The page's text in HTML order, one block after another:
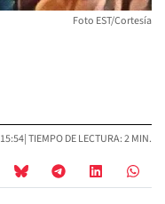
Foto EST/Cortesía
15:54| TIEMPO DE LECTURA: 2 MIN.